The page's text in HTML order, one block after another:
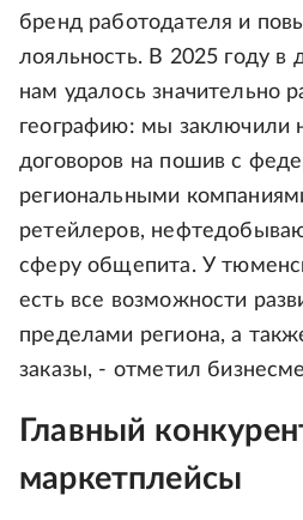
бренд работодателя и
лояльность. В 2025 году в
нам удалось значительно
географию: мы заключили
договоров на пошив с
региональными
ретейлеров,
сферу общепита. У
есть все возможности
пределами региона, а
заказы, - отметил
Главный
маркетплейсы